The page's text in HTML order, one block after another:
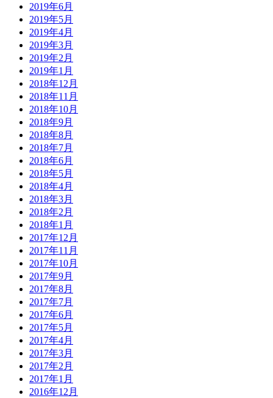
2019年6月
2019年5月
2019年4月
2019年3月
2019年2月
2019年1月
2018年12月
2018年11月
2018年10月
2018年9月
2018年8月
2018年7月
2018年6月
2018年5月
2018年4月
2018年3月
2018年2月
2018年1月
2017年12月
2017年11月
2017年10月
2017年9月
2017年8月
2017年7月
2017年6月
2017年5月
2017年4月
2017年3月
2017年2月
2017年1月
2016年12月